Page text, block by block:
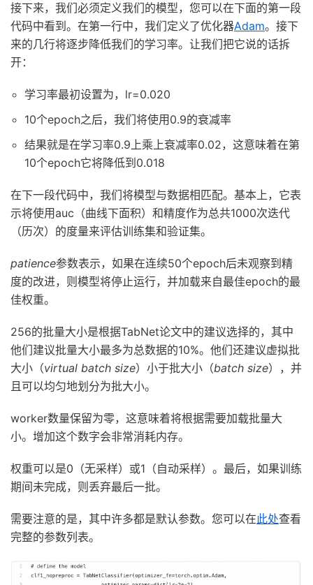
接下来，我们必须定义我们的模型，您可以在下面的第一段
代码中看到。在第一行中，我们定义了优化器Adam。接下
来的几行将逐步降低我们的学习率。让我们把它说的话拆
开：
学习率最初设置为，lr=0.020
10个epoch之后，我们将使用0.9的衰减率
结果就是在学习率0.9上乘上衰减率0.02，这意味着在第
10个epoch它将降低到0.018
在下一段代码中，我们将模型与数据相匹配。基本上，它表
示将使用auc（曲线下面积）和精度作为总共1000次迭代
（历次）的度量来评估训练集和验证集。
patience参数表示，如果在连续50个epoch后未观察到精
度的改进，则模型将停止运行，并加载来自最佳epoch的最
佳权重。
256的批量大小是根据TabNet论文中的建议选择的，其中
他们建议批量大小最多为总数据的10%。他们还建议虚拟批
大小（virtual batch size）小于批大小（batch size），并
且可以均匀地划分为批大小。
worker数量保留为零，这意味着将根据需要加载批量大
小。增加这个数字会非常消耗内存。
权重可以是0（无采样）或1（自动采样）。最后，如果训练
期间未完成，则丢弃最后一批。
需要注意的是，其中许多都是默认参数。您可以在此处查看
完整的参数列表。